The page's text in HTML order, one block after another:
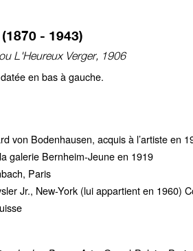
- 1943)
L'Heureux Verger, 1906
en bas à gauche.
von Bodenhausen, acquis à l’artiste en
galerie Bernheim-Jeune en 1919
Paris
Jr., New-York (lui appartient en 1960)